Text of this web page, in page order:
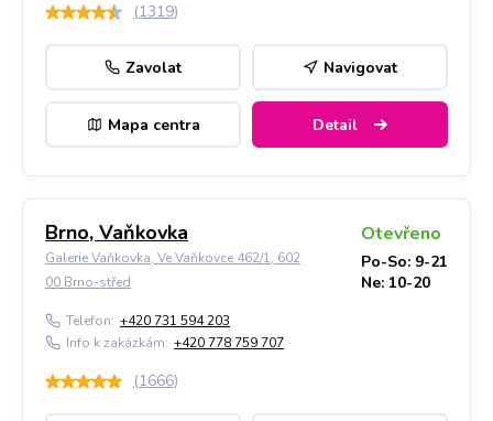
(1319)
Zavolat Navigovat
Mapa centra Detail
Brno, Vaňkovka
Galerie Vaňkovka, Ve Vaňkovce 462/1, 602
00 Brno-střed
Otevřeno
Po-So: 9-21
Ne: 10-20
Telefon: +420 731 594 203
Info k zakázkám: +420 778 759 707
(1666)